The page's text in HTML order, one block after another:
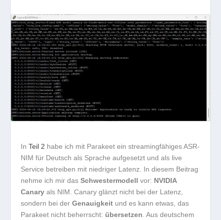
InTeil 2 habe ich mit Parakeet ein streamingfähiges ASR-
NIM für Deutsch als Sprache aufgesetzt und als live
Service betreiben mit niedriger Latenz. In diesem Beitrag
nehme ich mir dasSchwestermodell vor: NVIDIA
Canary als NIM. Canary glänzt nicht bei der Latenz,
sondern bei derGenauigkeit und es kann etwas, das
Parakeet nicht beherrscht: übersetzen . Aus deutschem